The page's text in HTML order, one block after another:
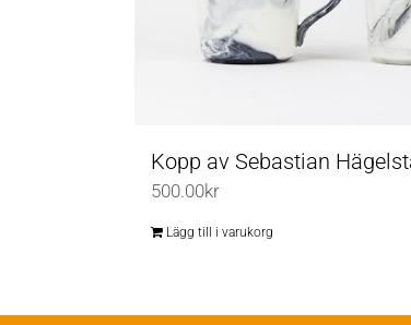
Kopp av Sebastian
500.00kr
Lägg till i varukorg